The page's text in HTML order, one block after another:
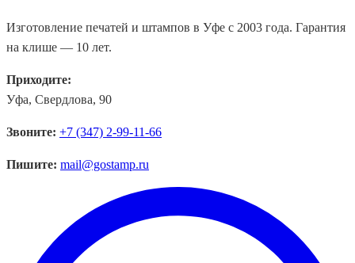
Изготовление печатей и штампов в Уфе с 2003 года. Гарантия
на клише — 10 лет.
Приходите:
Уфа, Свердлова, 90
Звоните: +7 (347) 2-99-11-66
Пишите: mail@gostamp.ru